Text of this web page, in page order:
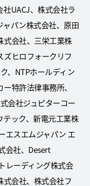
UACJ、株式会社ラ
ャパン株式会社、原田
式会社、三栄工業株
ズヒロフォークリフ
、NTPホールディン
特許法律事務所、
会社ジュピターコー
ック、新電元工業株
エスエムジャパン エ
会社、Desert
レーディング株式会
式会社、株式会社フ